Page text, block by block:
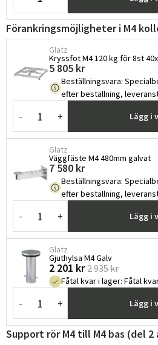
Sverige
Norge
Förankringsmöjligheter i M4
Glatz
Kryssfot M4 120 kg för 8st
5 805 kr
Beställningsvara:
efter beställning,
- + Lägg i
Glatz
Väggfäste M4 480mm galvat
7 580 kr
Beställningsvara:
efter beställning,
- + Lägg i
Glatz
Gjuthylsa M4 Galv
2 201 kr 2 935 kr
Fåtal kvar i lager: Fåtal
- + Lägg i
Support rör M4 till M4 bas (del 2